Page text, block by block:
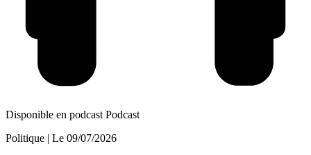
Disponible en podcast Podcast
Politique | Le 09/07/2026